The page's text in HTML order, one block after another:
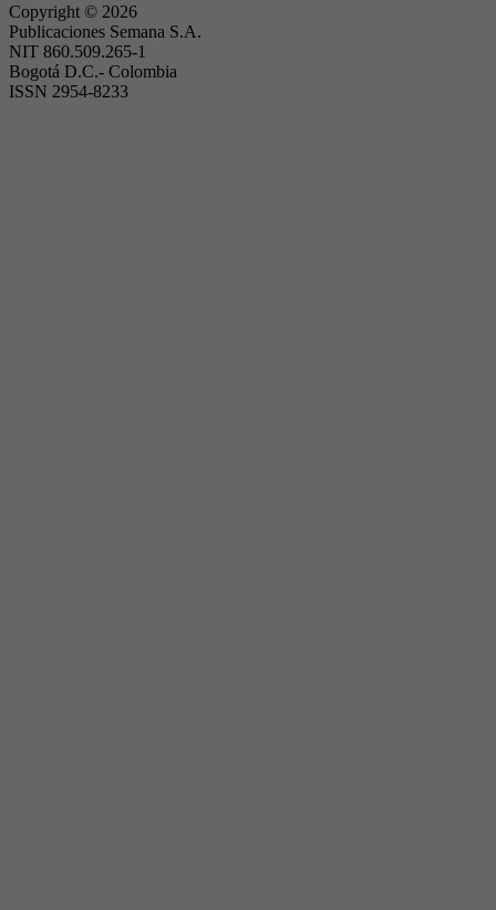
Copyright © 2026
Publicaciones Semana S.A.
NIT 860.509.265-1
Bogotá D.C.- Colombia
ISSN 2954-8233